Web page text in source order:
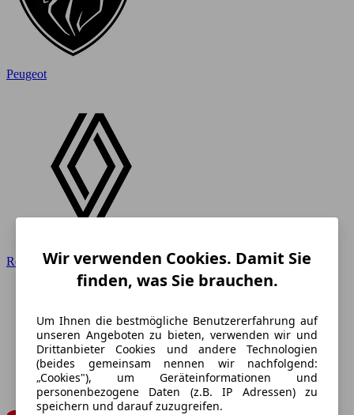
Peugeot
RenaultWir verwenden Cookies. Damit Sie
finden, was Sie brauchen.
Um Ihnen die bestmögliche Benutzererfahrung auf
unseren Angeboten zu bieten, verwenden wir und
Drittanbieter Cookies und andere Technologien
(beides gemeinsam nennen wir nachfolgend:
„Cookies"), um Geräteinformationen und
personenbezogene Daten (z.B. IP Adressen) zu
speichern und darauf zuzugreifen.